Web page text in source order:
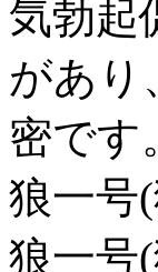
気勃起
があり
密です
狼一号
狼一号